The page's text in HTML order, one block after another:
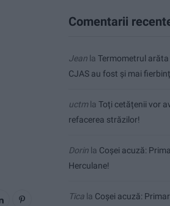
Comentarii
Jean la Termometrul arăta
CJAS au fost și mai
uctmla Toți cetățenii vor
refacerea străzilor!
Dorin la Coșei acuză:
Herculane!
Tica la Coșei acuză: